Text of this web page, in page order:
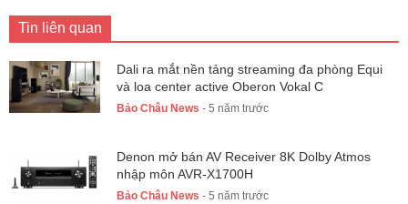
Tin liên quan
Dali ra mắt nền tảng streaming đa phòng Equi
và loa center active Oberon Vokal C
Bảo Châu News - 5 năm trước
Denon mở bán AV Receiver 8K Dolby Atmos
nhập môn AVR-X1700H
Bảo Châu News - 5 năm trước